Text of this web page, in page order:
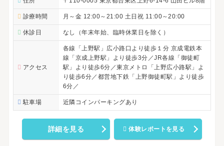
診療時間 月～金 12:00～21:00 土日祝 11:00～20:00
休診日 なし（年末年始、臨時休業日を除く）
アクセス
各線「上野駅」広小路口より徒歩１分 京成電鉄本
線「京成上野駅」より徒歩3分／JR各線「御徒町
駅」より徒歩6分／東京メトロ「上野広小路駅」よ
り徒歩6分／都営地下鉄「上野御徒町駅」より徒歩
6分／
駐車場 近隣コインパーキングあり
詳細を見る 体験レポートを見る